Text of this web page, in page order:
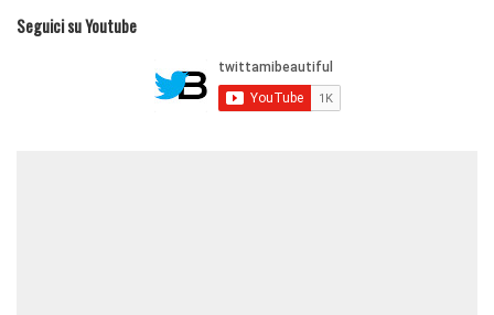
Seguici su Youtube